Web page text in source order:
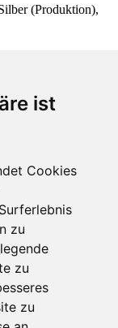
ist
Cookies
zu
zu
zu
(Produktion),
von Horváth.
Wienerin
Oskar trennt,
Alfred,
Absicht hatte,
Schließlich
– für Marianne
Von ihrer
um sich
in Pflege, wo
landet Marianne
Entlassung bereit,